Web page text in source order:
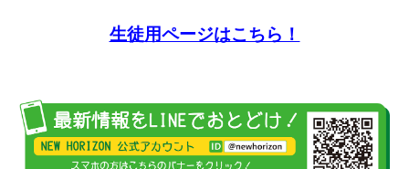
生徒用ページはこちら！